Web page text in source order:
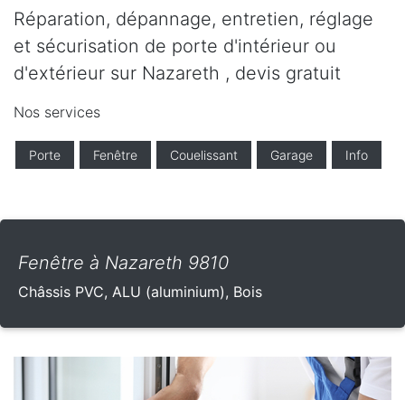
Réparation, dépannage, entretien, réglage
et sécurisation de porte d'intérieur ou
d'extérieur sur Nazareth , devis gratuit
Nos services
Porte Fenêtre Couelissant Garage Info
Fenêtre à Nazareth 9810
Châssis PVC, ALU (aluminium), Bois